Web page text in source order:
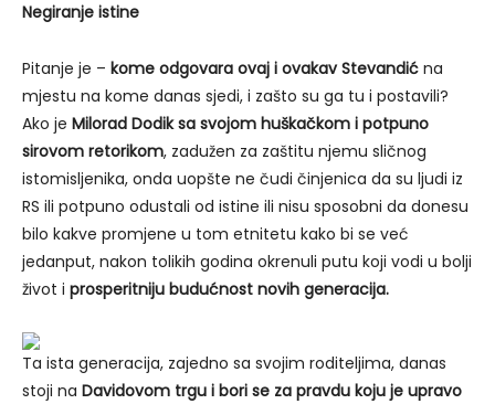
Negiranje istine
Pitanje je – kome odgovara ovaj i ovakav Stevandić na
mjestu na kome danas sjedi, i zašto su ga tu i postavili?
Ako je Milorad Dodik sa svojom huškačkom i potpuno
sirovom retorikom, zadužen za zaštitu njemu sličnog
istomisljenika, onda uopšte ne čudi činjenica da su ljudi iz
RS ili potpuno odustali od istine ili nisu sposobni da donesu
bilo kakve promjene u tom etnitetu kako bi se već
jedanput, nakon tolikih godina okrenuli putu koji vodi u bolji
život i prosperitniju budućnost novih generacija.
Ta ista generacija, zajedno sa svojim roditeljima, danas
stoji na Davidovom trgu i bori se za pravdu koju je upravo